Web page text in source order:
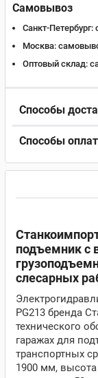
Самовывоз
Санкт-Петербург:
Москва:
Оптовый склад:
Способы
Способы
подъемник с
слесарных
PG213 бренда
технического
гаражах для
транспортных
1900 мм,